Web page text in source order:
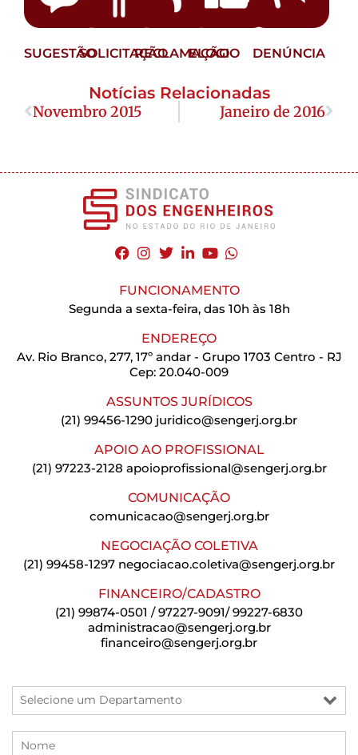
SUGESTÃOSOLICITAÇÃORECLAMAÇÃO
ELOGIO DENÚNCIA
Notícias Relacionadas
Novembro 2015 Janeiro de 2016
FUNCIONAMENTO
Segunda a sexta-feira, das 10h às 18h
ENDEREÇO
Av. Rio Branco, 277, 17º andar - Grupo 1703 Centro - RJ
Cep: 20.040-009
ASSUNTOS JURÍDICOS
(21) 99456-1290 juridico@sengerj.org.br
APOIO AO PROFISSIONAL
(21) 97223-2128 apoioprofissional@sengerj.org.br
COMUNICAÇÃO
comunicacao@sengerj.org.br
NEGOCIAÇÃO COLETIVA
(21) 99458-1297 negociacao.coletiva@sengerj.org.br
FINANCEIRO/CADASTRO
(21) 99874-0501 / 97227-9091/ 99227-6830
administracao@sengerj.org.br
financeiro@sengerj.org.br